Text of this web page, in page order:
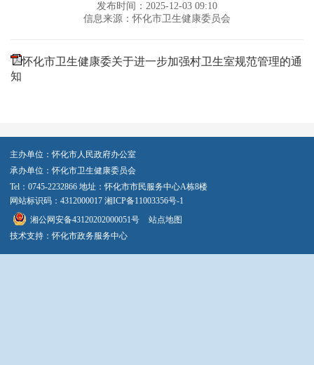
发布时间：2025-12-03 09:10
信息来源：怀化市卫生健康委员会
怀化市卫生健康委关于进一步加强村卫生室规范管理的通
知
主办单位：怀化市人民政府办公室
承办单位：怀化市卫生健康委员会
Tel：0745-2232866 地址：怀化市市民服务中心A栋8楼
网站标识码：4312000017 湘ICP备11003356号-1
湘公网安备43120202000051号
站点地图
技术支持：怀化市政务服务中心